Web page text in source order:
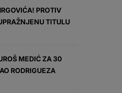
PROTIV
TITULU
MEDIĆ ZA 30
RODRIGUEZA